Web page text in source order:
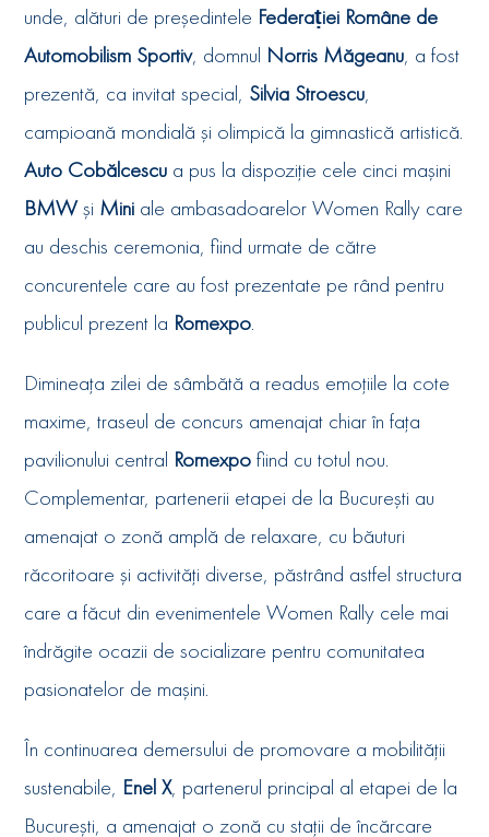
unde, alături de preşedintele Federaṭiei Române de
Automobilism Sportiv, domnul Norris Măgeanu, a fost
prezentă, ca invitat special, Silvia Stroescu,
campioană mondială și olimpică la gimnastică artistică.
Auto Cobălcescu a pus la dispoziție cele cinci mașini
BMWși Mini ale ambasadoarelor Women Rally care
au deschis ceremonia, fiind urmate de către
concurentele care au fost prezentate pe rând pentru
publicul prezent la Romexpo.
Dimineața zilei de sâmbătă a readus emoțiile la cote
maxime, traseul de concurs amenajat chiar în fața
pavilionului central Romexpofiind cu totul nou.
Complementar, partenerii etapei de la București au
amenajat o zonă amplă de relaxare, cu băuturi
răcoritoare și activități diverse, păstrând astfel structura
care a făcut din evenimentele Women Rally cele mai
îndrăgite ocazii de socializare pentru comunitatea
pasionatelor de mașini.
În continuarea demersului de promovare a mobilității
sustenabile, Enel X, partenerul principal al etapei de la
București, a amenajat o zonă cu stații de încărcare